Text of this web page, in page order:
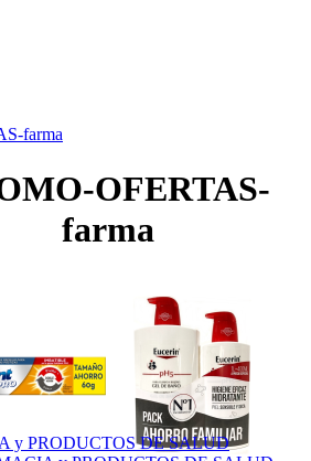
farma
OFERTAS-
farma
y PRODUCTOS DE SALUD